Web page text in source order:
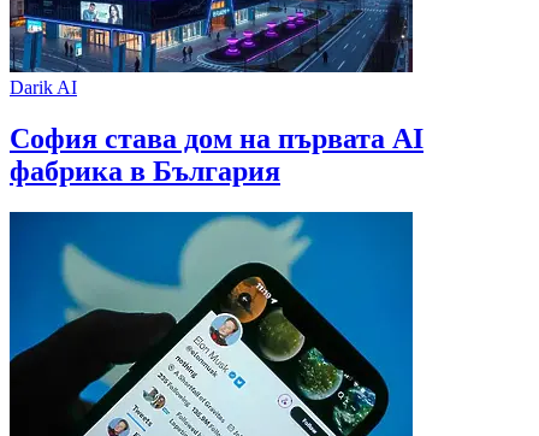
Darik AI
София става дом на първата AI
фабрика в България